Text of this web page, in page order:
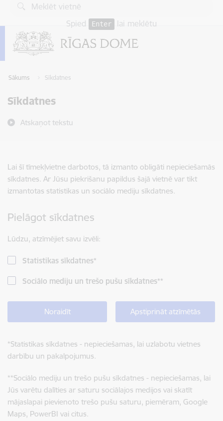
Pāriet uz lapas saturu
Spied
Enter lai meklētu
Sākums Sīkdatnes
Sīkdatnes
Atskaņot tekstu
Lai šī tīmekļvietne darbotos, tā izmanto obligāti nepieciešamās
sīkdatnes. Ar Jūsu piekrišanu papildus šajā vietnē var tikt
izmantotas statistikas un sociālo mediju sīkdatnes.
Pielāgot sīkdatnes
Lūdzu, atzīmējiet savu izvēli:
Statistikas sīkdatnes*
Sociālo mediju un trešo pušu sīkdatnes**
Noraidīt Apstiprināt atzīmētās
*Statistikas sīkdatnes - nepieciešamas, lai uzlabotu vietnes
darbību un pakalpojumus.
**Sociālo mediju un trešo pušu sīkdatnes - nepieciešamas, lai
Jūs varētu dalīties ar saturu sociālajos medijos vai skatīt
mājaslapai pievienoto trešo pušu saturu, piemēram, Google
Maps, PowerBI vai citus.